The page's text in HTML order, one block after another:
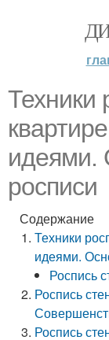
Техники
идеями.
росписи
Содержание
Техники
идеями.
Роспись
Роспись
Роспись